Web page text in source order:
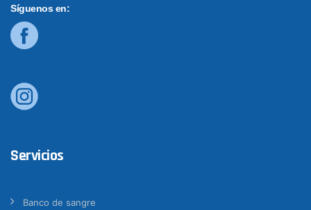
Síguenos en:
Servicios
Banco de sangre